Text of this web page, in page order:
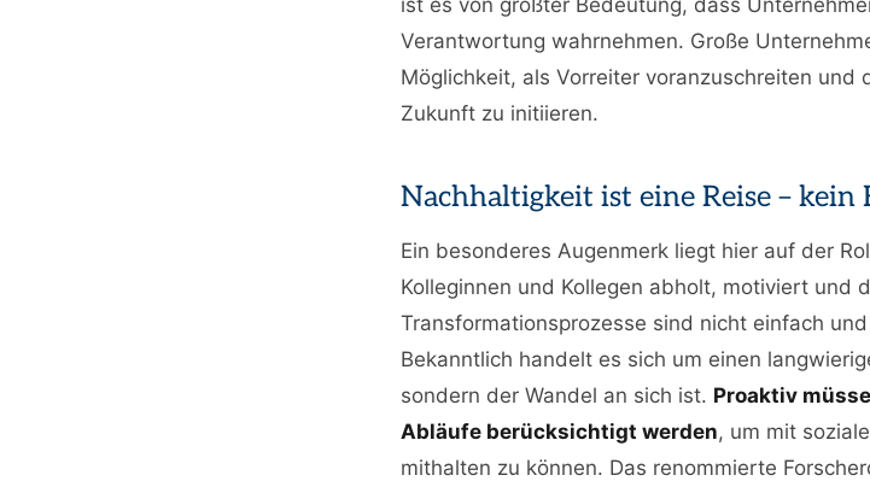
ist es von größter Bedeutung, dass
Verantwortung wahrnehmen. Große
Möglichkeit, als Vorreiter voranzuschreiten und
Zukunft zu initiieren.
Nachhaltigkeit ist eine Reise – kein
Ein besonderes Augenmerk liegt hier auf der
Kolleginnen und Kollegen abholt, motiviert und
Transformationsprozesse sind nicht einfach
Bekanntlich handelt es sich um einen
sondern der Wandel an sich ist. Proaktiv
Abläufe berücksichtigt werden, um mit
mithalten zu können. Das renommierte